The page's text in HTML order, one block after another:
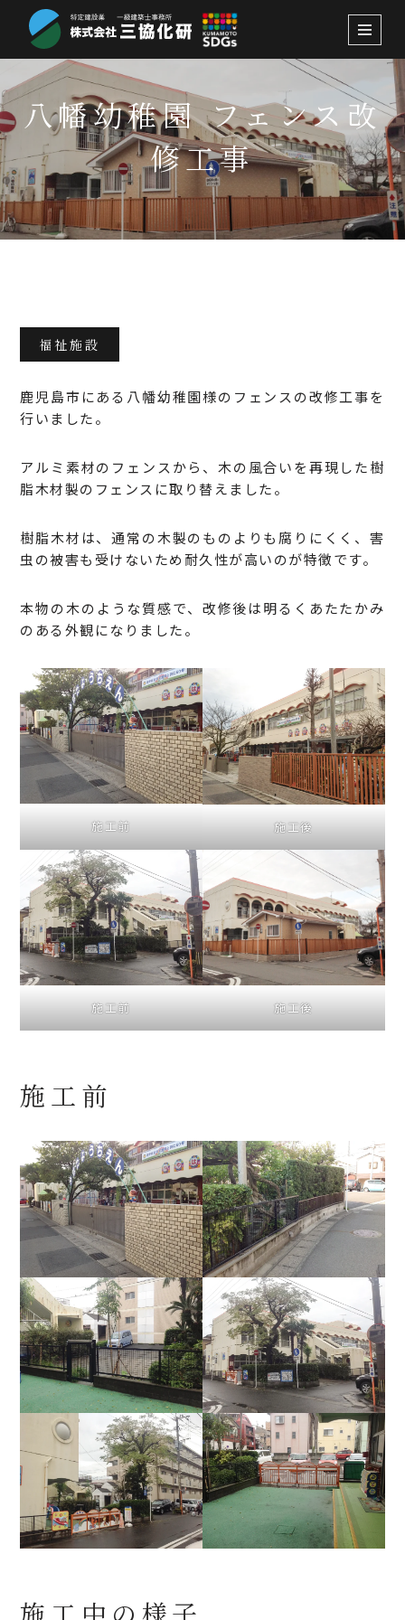
テ
ン
ツ
へ
ス
キ
ッ
プ
八幡幼稚園 フェンス改
修工事
福祉施設
2023.11.1
鹿児島市にある八幡幼稚園様のフェンスの改修工事を
行いました。
アルミ素材のフェンスから、木の風合いを再現した樹
脂木材製のフェンスに取り替えました。
樹脂木材は、通常の木製のものよりも腐りにくく、害
虫の被害も受けないため耐久性が高いのが特徴です。
本物の木のような質感で、改修後は明るくあたたかみ
のある外観になりました。
施工前 施工後
施工前 施工後
施工前